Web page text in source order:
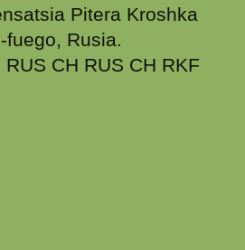
Pitera Kroshka
fuego, Rusia.
CH RUS CH RKF